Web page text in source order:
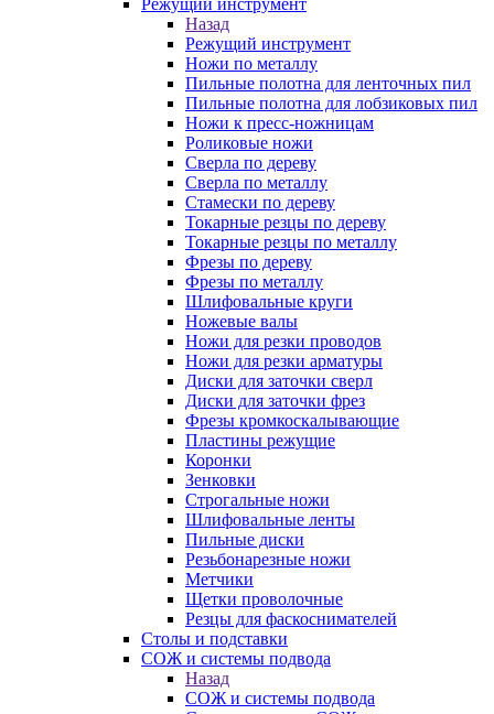
Режущий инструмент
Назад
Режущий инструмент
Ножи по металлу
Пильные полотна для ленточных пил
Пильные полотна для лобзиковых пил
Ножи к пресс-ножницам
Роликовые ножи
Сверла по дереву
Сверла по металлу
Стамески по дереву
Токарные резцы по дереву
Токарные резцы по металлу
Фрезы по дереву
Фрезы по металлу
Шлифовальные круги
Ножевые валы
Ножи для резки проводов
Ножи для резки арматуры
Диски для заточки сверл
Диски для заточки фрез
Фрезы кромкоскалывающие
Пластины режущие
Коронки
Зенковки
Строгальные ножи
Шлифовальные ленты
Пильные диски
Резьбонарезные ножи
Метчики
Щетки проволочные
Резцы для фаскоснимателей
Столы и подставки
СОЖ и системы подвода
Назад
СОЖ и системы подвода